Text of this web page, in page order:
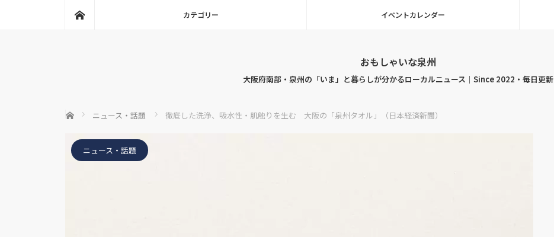
カテゴリー イベントカレンダー
おもしゃいな泉州
大阪府南部・泉州の「いま」と暮らしが分かるローカルニュース｜Since 2022・毎日更新
ホーム ニュース・話題 徹底した洗浄、吸水性・肌触りを生む 大阪の「泉州タオル」（日本経済新聞）
ニュース・話題